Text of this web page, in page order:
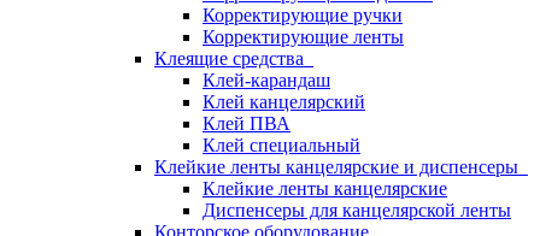
Корректирующие ручки
Корректирующие ленты
Клеящие средства
Клей-карандаш
Клей канцелярский
Клей ПВА
Клей специальный
Клейкие ленты канцелярские и диспенсеры
Клейкие ленты канцелярские
Диспенсеры для канцелярской ленты
Конторское оборудование